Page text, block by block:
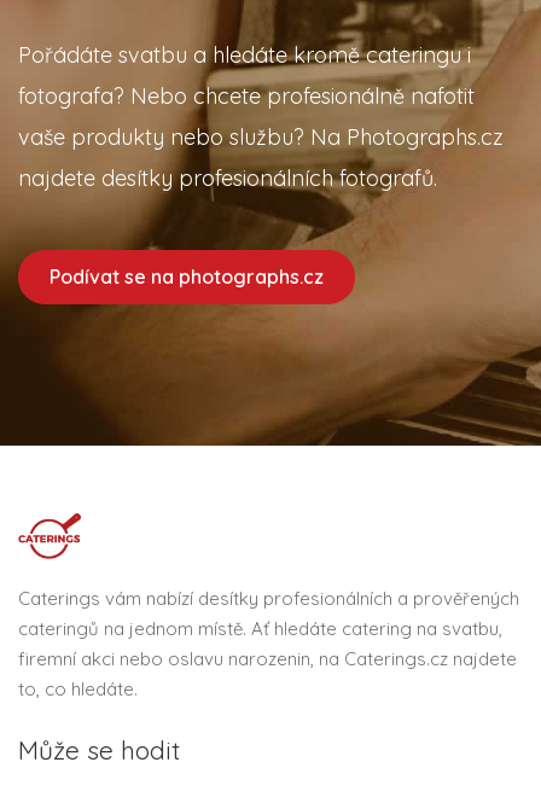
Pořádáte svatbu a hledáte kromě cateringu i
fotografa? Nebo chcete profesionálně nafotit
vaše produkty nebo službu? Na Photographs.cz
najdete desítky profesionálních fotografů.
Podívat se na photographs.cz
Caterings vám nabízí desítky profesionálních a prověřených
cateringů na jednom místě. Ať hledáte catering na svatbu,
firemní akci nebo oslavu narozenin, na Caterings.cz najdete
to, co hledáte.
Může se hodit